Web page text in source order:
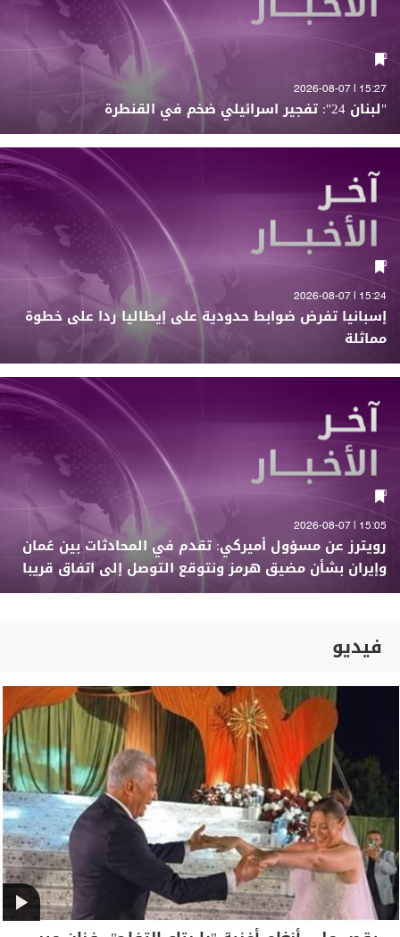
15:27 | 2026-08-07
"لبنان 24": تفجير اسرائيلي ضخم في القنطرة
15:24 | 2026-08-07
إسبانيا تفرض ضوابط حدودية على إيطاليا ردا على خطوة
مماثلة
15:05 | 2026-08-07
رويترز عن مسؤول أميركي: تقدم في المحادثات بين عُمان
وإيران بشأن مضيق هرمز ونتوقع التوصل إلى اتفاق قريبا
فيديو